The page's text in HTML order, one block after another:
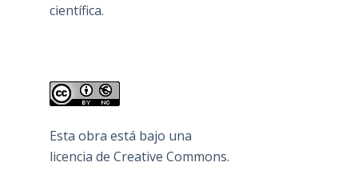
científica.
Esta obra está bajo una
licencia de Creative Commons.